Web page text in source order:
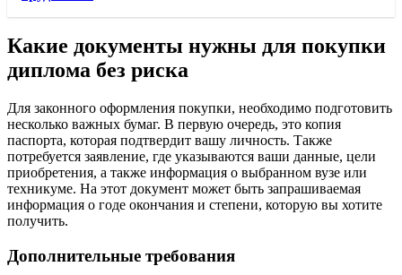
Какие документы нужны для покупки
диплома без риска
Для законного оформления покупки, необходимо подготовить
несколько важных бумаг. В первую очередь, это копия
паспорта, которая подтвердит вашу личность. Также
потребуется заявление, где указываются ваши данные, цели
приобретения, а также информация о выбранном вузе или
техникуме. На этот документ может быть запрашиваемая
информация о годе окончания и степени, которую вы хотите
получить.
Дополнительные требования